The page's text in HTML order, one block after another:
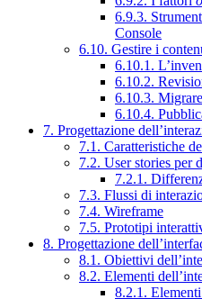
6.9.3.
Console
6.10. Gestire i
6.10.1.
6.10.2.
6.10.3.
6.10.4.
7. Progettazione
7.1. Caratteristiche
7.2. User stories per
7.2.1.
7.3. Flussi di
7.4. Wireframe
7.5. Prototipi
8. Progettazione
8.1. Obiettivi
8.2. Elementi
8.2.1.